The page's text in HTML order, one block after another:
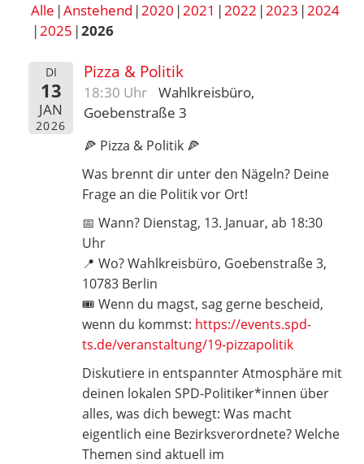
Alle Anstehend 2020 2021 2022 2023 2024
2025 2026
DI
13
JAN
2026
Pizza & Politik
18:30 Uhr
Wahlkreisbüro,
Goebenstraße 3
🍕 Pizza & Politik 🍕
Was brennt dir unter den Nägeln? Deine
Frage an die Politik vor Ort!
📅 Wann? Dienstag, 13. Januar, ab 18:30
Uhr
📍 Wo? Wahlkreisbüro, Goebenstraße 3,
10783 Berlin
🎟️ Wenn du magst, sag gerne bescheid,
wenn du kommst: https://events.spd-
ts.de/veranstaltung/19-pizzapolitik
Diskutiere in entspannter Atmosphäre mit
deinen lokalen SPD-Politiker*innen über
alles, was dich bewegt: Was macht
eigentlich eine Bezirksverordnete? Welche
Themen sind aktuell im